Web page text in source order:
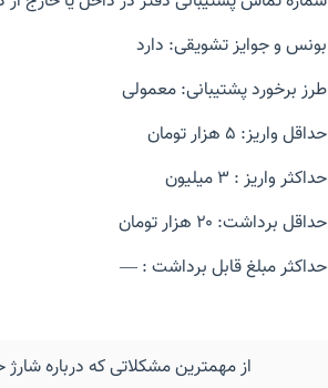
بونس و جوایز تشویقی: دارد
طرز برخورد پشتیبانی: معمولی
حداقل واریز: ۵ هزار تومان
حداکثر واریز : ۳ میلیون
حداقل برداشت: ۲۰ هزار تومان
حداکثر مبلغ قابل برداشت : —
از مهمترین مشکلاتی که درباره شارژ حساب این سایت وجود